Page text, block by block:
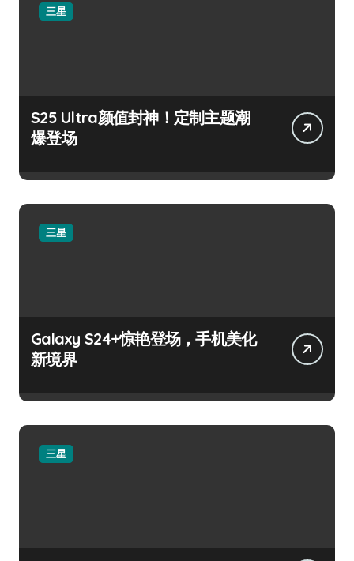
三星
S25 Ultra颜值封神！定制主题潮
爆登场
三星
Galaxy S24+惊艳登场，手机美化
新境界
三星